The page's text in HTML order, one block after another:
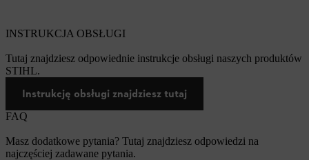
INSTRUKCJA OBSŁUGI
Tutaj znajdziesz odpowiednie instrukcje obsługi naszych produktów
STIHL.
Instrukcję obsługi znajdziesz tutaj
FAQ
Masz dodatkowe pytania? Tutaj znajdziesz odpowiedzi na
najczęściej zadawane pytania.